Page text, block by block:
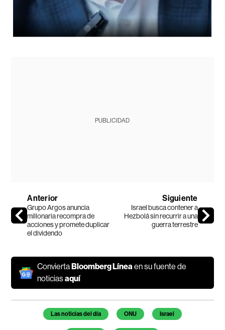
PUBLICIDAD
Anterior
Grupo Argos anuncia
millonaria recompra de
acciones y promete duplicar
el dividendo
Siguiente
Israel busca contener a
Hezbolá sin recurrir a una
guerra terrestre
Convierta Bloomberg Líneaen su fuente de
noticiasaquí
Temas de este artículo
Las noticias del día ONU Israel